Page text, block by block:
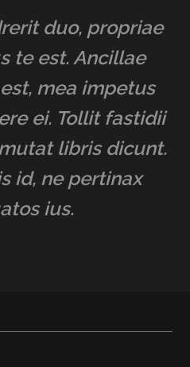
duo, propriae
te est. Ancillae
mea impetus
ei. Tollit fastidii
libris dicunt.
id, ne pertinax
ius.